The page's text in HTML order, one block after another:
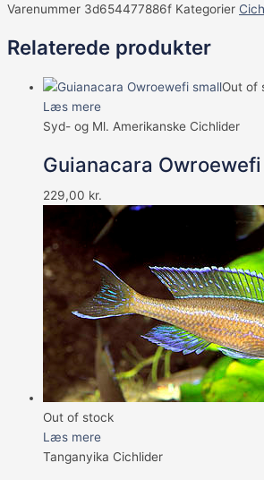
Varenummer 3d654477886f Kategorier
Relaterede produkter
Out of
Læs mere
Syd- og Ml. Amerikanske Cichlider
Guianacara
229,00 kr.
Out of stock
Læs mere
Tanganyika Cichlider